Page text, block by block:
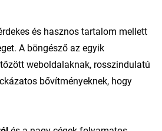
és hasznos tartalom mellett
A böngésző az egyik
weboldalaknak, rosszindulatú
bővítményeknek, hogy